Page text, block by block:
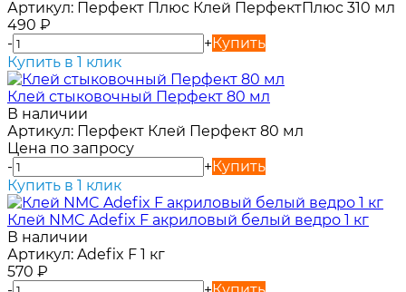
Артикул: Перфект Плюс Клей ПерфектПлюс 310 мл
490 ₽
-
+Купить
Купить в 1 клик
Клей стыковочный Перфект 80 мл
В наличии
Артикул: Перфект Клей Перфект 80 мл
Цена по запросу
-
+Купить
Купить в 1 клик
Клей NMC Adefix F акриловый белый ведро 1 кг
В наличии
Артикул: Adefix F 1 кг
570 ₽